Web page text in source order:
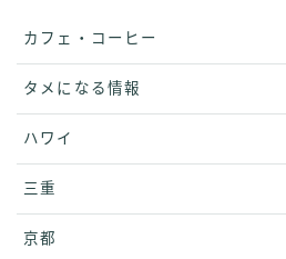
カフェ・コーヒー
タメになる情報
ハワイ
三重
京都